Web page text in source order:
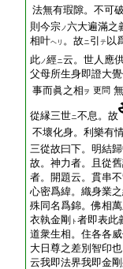
法無有瑕隙。不可
則今宗ノ六大遍滿之
相叶ヘリ 。故ニ引 テ 以
此ノ經ニ云。世人應
父母所生身即證大
事而眞之相 ヲ 更問
從縁三世ニ不息。故
不壞化身。利樂有
三從故曰下。明結
故。神力者。且從
者。開題云。貫串
心密爲緯。織身業
殊同名爲錦。佛相
衣執金剛 ト 者即表此
道衆生相。住各各
大日尊之差別智印
云我即法界我即金